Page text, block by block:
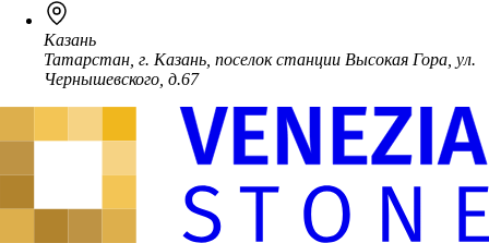
Казань
Татарстан, г. Казань, поселок станции Высокая Гора, ул.
Чернышевского, д.67